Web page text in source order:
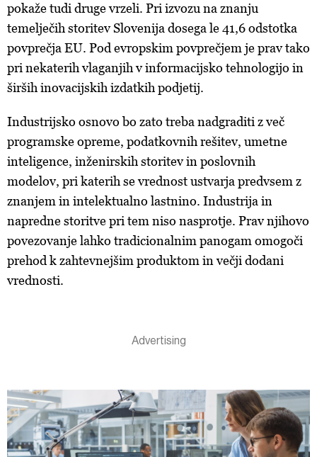
pokaže tudi druge vrzeli. Pri izvozu na znanju
temelječih storitev Slovenija dosega le 41,6 odstotka
povprečja EU. Pod evropskim povprečjem je prav tako
pri nekaterih vlaganjih v informacijsko tehnologijo in
širših inovacijskih izdatkih podjetij.
Industrijsko osnovo bo zato treba nadgraditi z več
programske opreme, podatkovnih rešitev, umetne
inteligence, inženirskih storitev in poslovnih
modelov, pri katerih se vrednost ustvarja predvsem z
znanjem in intelektualno lastnino. Industrija in
napredne storitve pri tem niso nasprotje. Prav njihovo
povezovanje lahko tradicionalnim panogam omogoči
prehod k zahtevnejšim produktom in večji dodani
vrednosti.